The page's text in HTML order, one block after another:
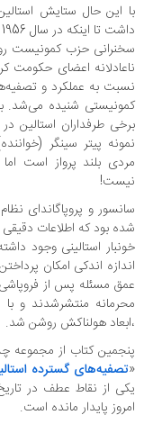
این حال ستایش استالین
داشت تا
حزب کمونیست روسیه،
اعضای حکومت کرد.این
به عملکرد و تصفیه‌های
شنیده می‌شد. با
طرفداران استالین در غرب
پیتر سینگر (خواننده)
بلند پرواز است اما
و پروپاگاندای نظام
بود که اطلاعات دقیقی
استالینی وجود داشته
اندکی امکان پرداختن
مسئله پس از فروپاشی نظام
منتشرشدند و با
هولناکش روشن شد.
کتاب از مجموعه چشم
تصفیه‌های گسترده استالینی»
از نقاط عطف در تاریخ
پایدار مانده است.